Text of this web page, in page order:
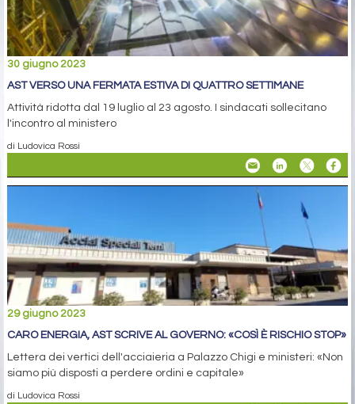
30 giugno 2023
AST VERSO UNA FERMATA ESTIVA DI QUATTRO SETTIMANE
Attività ridotta dal 19 luglio al 23 agosto. I sindacati sollecitano
l'incontro al ministero
di Ludovica Rossi
29 giugno 2023
CARO ENERGIA, AST SCRIVE AL GOVERNO: «COSÌ È RISCHIO STOP»
Lettera dei vertici dell'acciaieria a Palazzo Chigi e ministeri: «Non
siamo più disposti a perdere ordini e capitale»
di Ludovica Rossi